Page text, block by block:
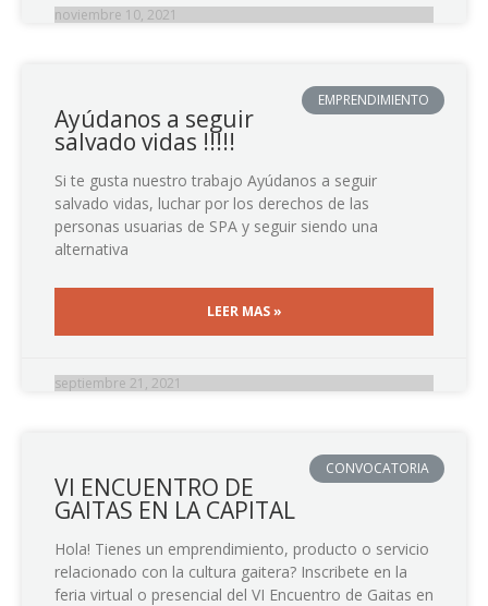
noviembre 10, 2021
EMPRENDIMIENTO
Ayúdanos a seguir
salvado vidas !!!!!
Si te gusta nuestro trabajo Ayúdanos a seguir
salvado vidas, luchar por los derechos de las
personas usuarias de SPA y seguir siendo una
alternativa
LEER MAS »
septiembre 21, 2021
CONVOCATORIA
VI ENCUENTRO DE
GAITAS EN LA CAPITAL
Hola! Tienes un emprendimiento, producto o servicio
relacionado con la cultura gaitera? Inscribete en la
feria virtual o presencial del VI Encuentro de Gaitas en